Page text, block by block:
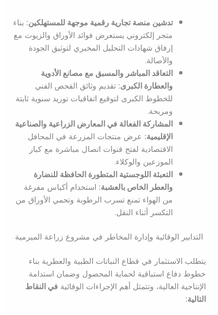
تدشين منصة تجارية رقمية موجهة للمستهلكين:بناء
متجر إلكتروني يستعرض فوائد الأوراق والزيوت مع
إرفاق شهادات التحليل المخبري لتوثيق الجودة
والأصالة.
التعاقد المباشر والمسبق مع مصانع الأدوية
والعطارة الكبرى:تقديم وثائق الفحص الفني
للخطوط الكبرى لتوقيع اتفاقيات توريد سنوية ثابتة
ومربحة.
المشاركة الفعالة في المعارض الزراعية والصناعية
الإقليمية:عرض منتجات المزرعة في المحافل
الاقتصادية لفتح قنوات اتصال مباشرة مع كبار
الموزعين والوكلاء.
التعبئة اللوجستية المتطورة الحافظة للنضارة
والعطر الخاص بالعشبة:استخدام أكياس مفرغة
من الهواء تمنع تسرب الرطوبة وتحمي الأوراق من
التكسر أثناء النقل.
التدابير الوقائية وإدارة المخاطر في مشروع زراعة الميرمية
يتطلب الاستثمار في قطاع النباتات الطبية والعطرية بناء
خطوط دفاع استباقية لحماية المحصول وضمان استدامة
الإنتاجية العالية، وتتمثل أهم الإجراءات الوقائية في النقاط
التالية: